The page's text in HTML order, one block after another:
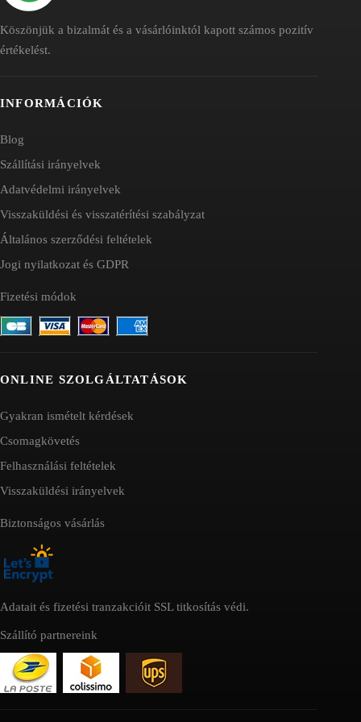
Köszönjük a bizalmát és a vásárlóinktól kapott számos pozitív
értékelést.
INFORMÁCIÓK
Blog
Szállítási irányelvek
Adatvédelmi irányelvek
Visszaküldési és visszatérítési szabályzat
Általános szerződési feltételek
Jogi nyilatkozat és GDPR
Fizetési módok
ONLINE SZOLGÁLTATÁSOK
Gyakran ismételt kérdések
Csomagkövetés
Felhasználási feltételek
Visszaküldési irányelvek
Biztonságos vásárlás
Adatait és fizetési tranzakcióit SSL titkosítás védi.
Szállító partnereink